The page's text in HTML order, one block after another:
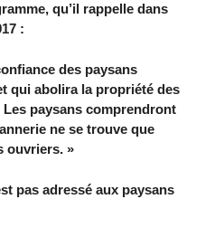
qu’il rappelle dans
:
des paysans
qui abolira la propriété des
paysans comprendront
ne se trouve que
ouvriers. »
pas adressé aux paysans